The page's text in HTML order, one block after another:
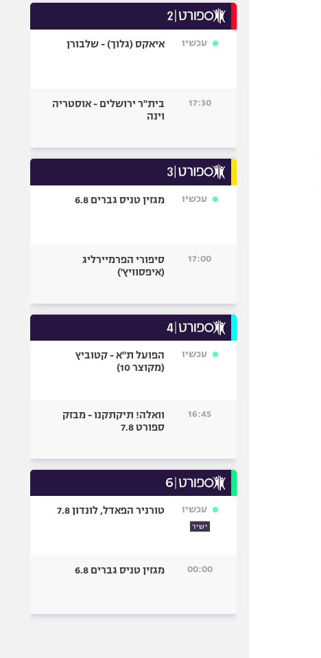
עכשיו איאקס (גלוך) - שלבורן
17:30
בית"ר ירושלים - אוסטריה
וינה
עכשיו מגזין טניס גברים 6.8
17:00
סיפורי הפרמיירליג
(איפסוויץ')
עכשיו
הפועל ת"א - קטוביץ
(מקוצר 10)
16:45
וואלה! תיקתקנו - מבזק
ספורט 7.8
עכשיו
ישיר
טורניר הפאדל, לונדון 7.8
00:00 מגזין טניס גברים 6.8